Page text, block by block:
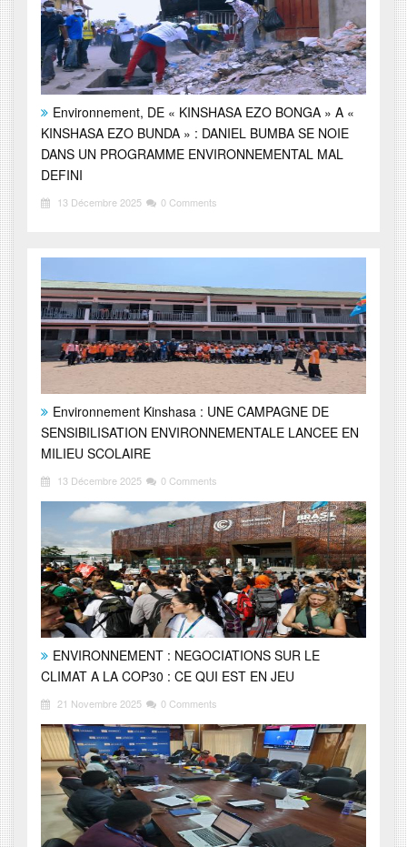
Environnement, DE « KINSHASA EZO BONGA » A «
KINSHASA EZO BUNDA » : DANIEL BUMBA SE NOIE
DANS UN PROGRAMME ENVIRONNEMENTAL MAL
DEFINI
13 Décembre 2025 0 Comments
Environnement Kinshasa : UNE CAMPAGNE DE
SENSIBILISATION ENVIRONNEMENTALE LANCEE EN
MILIEU SCOLAIRE
13 Décembre 2025 0 Comments
ENVIRONNEMENT : NEGOCIATIONS SUR LE
CLIMAT A LA COP30 : CE QUI EST EN JEU
21 Novembre 2025 0 Comments